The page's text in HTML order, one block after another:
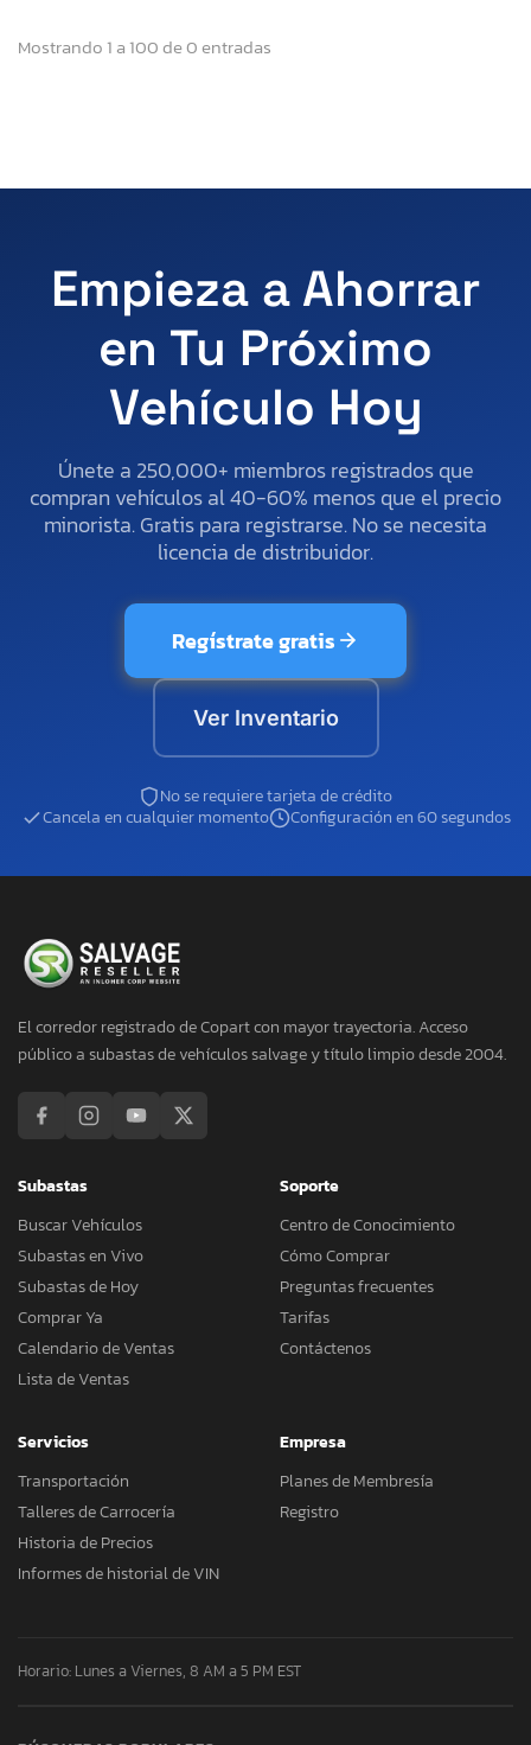
Mostrando 1 a 100 de 0 entradas
Empieza a Ahorrar
en Tu Próximo
Vehículo Hoy
Únete a 250,000+ miembros registrados que
compran vehículos al 40-60% menos que el precio
minorista. Gratis para registrarse. No se necesita
licencia de distribuidor.
Regístrate gratis
Ver Inventario
No se requiere tarjeta de crédito
Cancela en cualquier momento
Configuración en 60 segundos
El corredor registrado de Copart con mayor trayectoria. Acceso
público a subastas de vehículos salvage y título limpio desde 2004.
Subastas
Buscar Vehículos
Subastas en Vivo
Subastas de Hoy
Comprar Ya
Calendario de Ventas
Lista de Ventas
Soporte
Centro de Conocimiento
Cómo Comprar
Preguntas frecuentes
Tarifas
Contáctenos
Servicios
Transportación
Talleres de Carrocería
Historia de Precios
Informes de historial de VIN
Empresa
Planes de Membresía
Registro
Horario: Lunes a Viernes, 8 AM a 5 PM EST